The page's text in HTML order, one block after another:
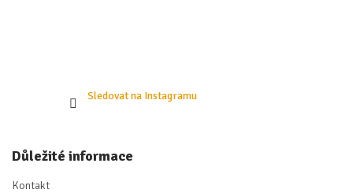
Sledovat na Instagramu
Důležité informace
Kontakt